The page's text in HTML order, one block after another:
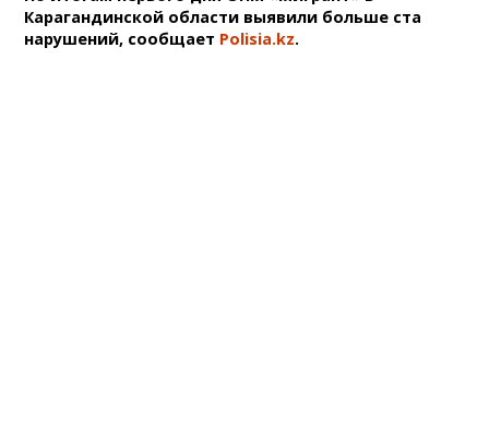
Карагандинской области выявили больше ста
нарушений, сообщает Polisia.kz.